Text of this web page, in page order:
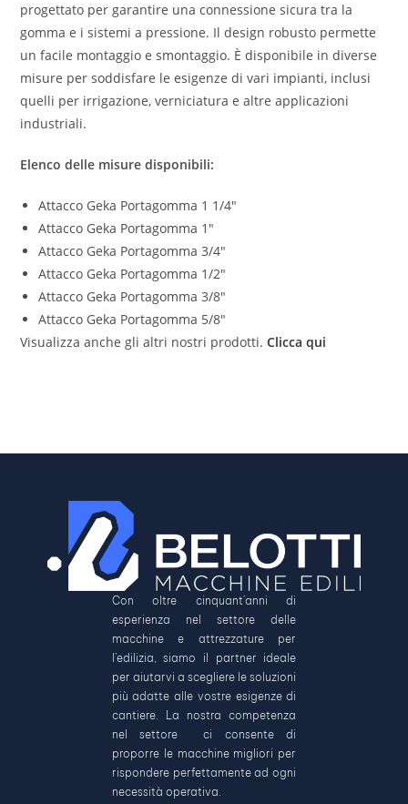
progettato per garantire una connessione sicura tra la
gomma e i sistemi a pressione. Il design robusto permette
un facile montaggio e smontaggio. È disponibile in diverse
misure per soddisfare le esigenze di vari impianti, inclusi
quelli per irrigazione, verniciatura e altre applicazioni
industriali.
Elenco delle misure disponibili:
Attacco Geka Portagomma 1 1/4″
Attacco Geka Portagomma 1″
Attacco Geka Portagomma 3/4″
Attacco Geka Portagomma 1/2″
Attacco Geka Portagomma 3/8″
Attacco Geka Portagomma 5/8″
Visualizza anche gli altri nostri prodotti.Clicca qui
Con oltre cinquant’anni di
esperienza nel settore delle
macchine e attrezzature per
l’edilizia, siamo il partner ideale
per aiutarvi a scegliere le soluzioni
più adatte alle vostre esigenze di
cantiere. La nostra competenza
nel settore ci consente di
proporre le macchine migliori per
rispondere perfettamente ad ogni
necessità operativa.